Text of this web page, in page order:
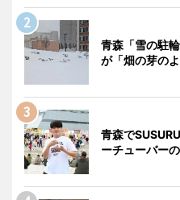
青森「雪の駐
が「畑の芽のよ
青森で
ーチューバー